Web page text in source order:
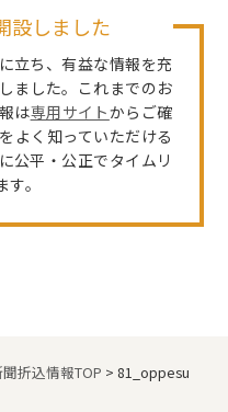
設しました
立ち、有益な情報を充
ました。これまでのお
は専用サイトからご確
よく知っていただける
公平・公正でタイムリ
。
折込情報TOP >81_oppesu